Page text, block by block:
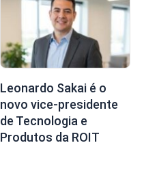
Leonardo Sakai é o
novo vice-presidente
de Tecnologia e
Produtos da ROIT